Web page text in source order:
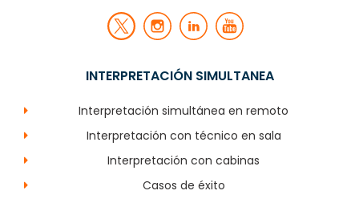
INTERPRETACIÓN SIMULTANEA
Interpretación simultánea en remoto
Interpretación con técnico en sala
Interpretación con cabinas
Casos de éxito